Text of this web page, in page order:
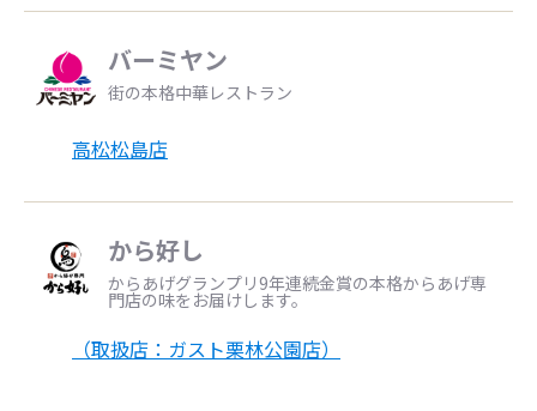
バーミヤン
街の本格中華レストラン
高松松島店
から好し
からあげグランプリ9年連続金賞の本格からあげ専
門店の味をお届けします。
（取扱店：ガスト栗林公園店）